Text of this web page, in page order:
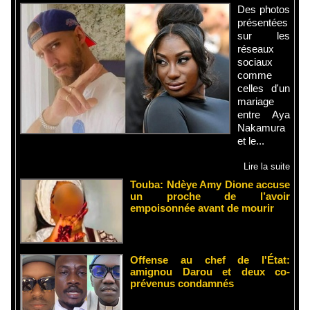
Des photos
présentées
sur les
réseaux
sociaux
comme
celles d'un
mariage
entre Aya
Nakamura
et le...
Lire la suite
Touba: Ndèye Amy Dione accuse
un proche de l’avoir
empoisonnée avant de mourir
Offense au chef de l'État:
amignou Darou et deux co-
prévenus condamnés